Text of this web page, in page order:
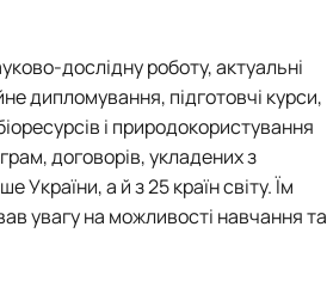
дослідну роботу, актуальні
дипломування, підготовчі курси,
і природокористування
договорів, укладених з
а й з 25 країн світу.Їм
увагу на можливості навчання та